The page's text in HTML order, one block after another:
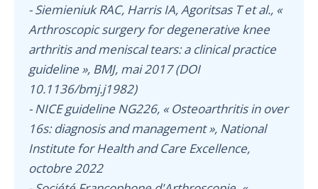
- Siemieniuk RAC, Harris IA, Agoritsas T et al., «
Arthroscopic surgery for degenerative knee
arthritis and meniscal tears: a clinical practice
guideline », BMJ, mai 2017 (DOI
10.1136/bmj.j1982)
- NICE guideline NG226, « Osteoarthritis in over
16s: diagnosis and management », National
Institute for Health and Care Excellence,
octobre 2022